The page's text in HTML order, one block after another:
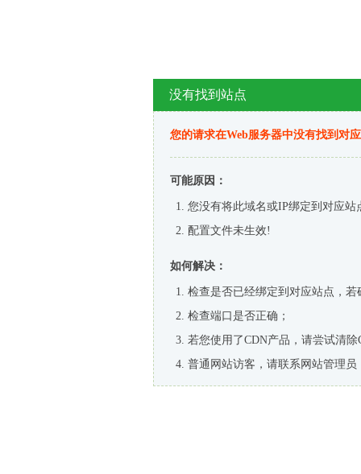
没有找到站点
您的请求在Web服务器中没有找到对
可能原因：
您没有将此域名或IP绑定到对应站
配置文件未生效!
如何解决：
检查是否已经绑定到对应站点，
检查端口是否正确；
若您使用了CDN产品，请尝试清除
普通网站访客，请联系网站管理员